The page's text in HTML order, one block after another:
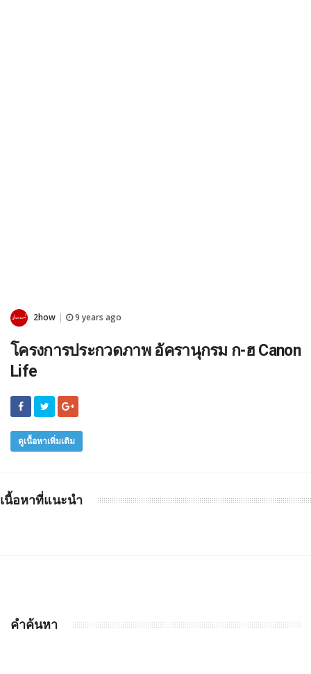
2how 9 years ago
โครงการประกวดภาพ อัครานุกรม ก-ฮ Canon
Life
ดูเนื้อหาเพิ่มเติม
เนื้อหาที่แนะนำ
คำค้นหา